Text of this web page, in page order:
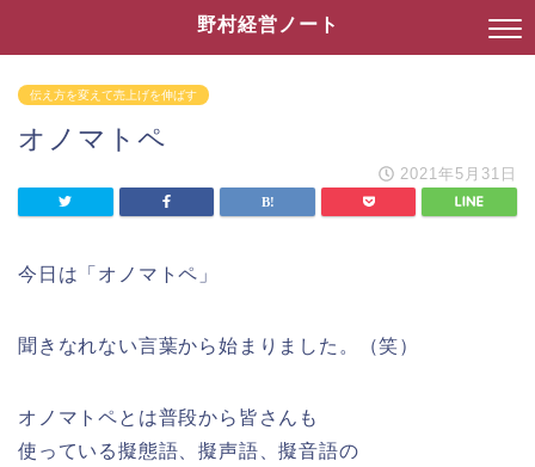
野村経営ノート
伝え方を変えて売上げを伸ばす
オノマトペ
2021年5月31日
今日は「オノマトペ」
聞きなれない言葉から始まりました。（笑）
オノマトペとは普段から皆さんも
使っている擬態語、擬声語、擬音語の